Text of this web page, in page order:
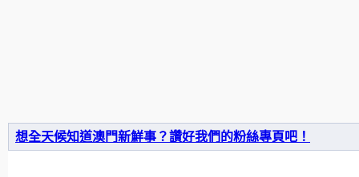
想全天候知道澳門新鮮事？讚好我們的粉絲專頁吧！